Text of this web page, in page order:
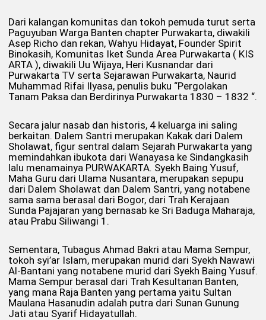
Dari kalangan komunitas dan tokoh pemuda turut serta
Paguyuban Warga Banten chapter Purwakarta, diwakili
Asep Richo dan rekan, Wahyu Hidayat, Founder Spirit
Binokasih, Komunitas Iket Sunda Area Purwakarta ( KIS
ARTA ), diwakili Uu Wijaya, Heri Kusnandar dari
Purwakarta TV serta Sejarawan Purwakarta, Naurid
Muhammad Rifai Ilyasa, penulis buku “Pergolakan
Tanam Paksa dan Berdirinya Purwakarta 1830 – 1832 “.
Secara jalur nasab dan historis, 4 keluarga ini saling
berkaitan. Dalem Santri merupakan Kakak dari Dalem
Sholawat, figur sentral dalam Sejarah Purwakarta yang
memindahkan ibukota dari Wanayasa ke Sindangkasih
lalu menamainya PURWAKARTA. Syekh Baing Yusuf,
Maha Guru dari Ulama Nusantara, merupakan sepupu
dari Dalem Sholawat dan Dalem Santri, yang notabene
sama sama berasal dari Bogor, dari Trah Kerajaan
Sunda Pajajaran yang bernasab ke Sri Baduga Maharaja,
atau Prabu Siliwangi 1.
Sementara, Tubagus Ahmad Bakri atau Mama Sempur,
tokoh syi’ar Islam, merupakan murid dari Syekh Nawawi
Al-Bantani yang notabene murid dari Syekh Baing Yusuf.
Mama Sempur berasal dari Trah Kesultanan Banten,
yang mana Raja Banten yang pertama yaitu Sultan
Maulana Hasanudin adalah putra dari Sunan Gunung
Jati atau Syarif Hidayatullah.